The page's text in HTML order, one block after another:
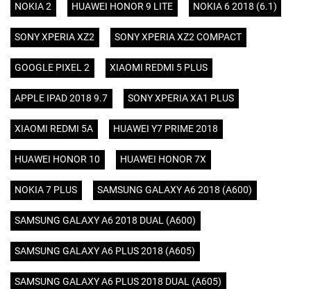
NOKIA 2 HUAWEI HONOR 9 LITE NOKIA 6 2018 (6.1)
SONY XPERIA XZ2 SONY XPERIA XZ2 COMPACT
GOOGLE PIXEL 2 XIAOMI REDMI 5 PLUS
APPLE IPAD 2018 9.7 SONY XPERIA XA1 PLUS
XIAOMI REDMI 5A HUAWEI Y7 PRIME 2018
HUAWEI HONOR 10 HUAWEI HONOR 7X
NOKIA 7 PLUS SAMSUNG GALAXY A6 2018 (A600)
SAMSUNG GALAXY A6 2018 DUAL (A600)
SAMSUNG GALAXY A6 PLUS 2018 (A605)
SAMSUNG GALAXY A6 PLUS 2018 DUAL (A605)